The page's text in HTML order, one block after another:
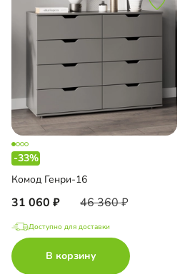
-33%
Комод Генри-16
31 060 46 360
Доступно для доставки
В корзину